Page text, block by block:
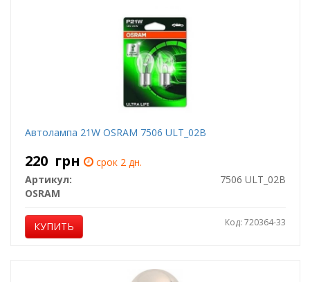
Автолампа 21W OSRAM 7506 ULT_02B
220 грн
срок 2 дн.
Артикул:
7506 ULT_02B
OSRAM
КУПИТЬ Код: 720364-33